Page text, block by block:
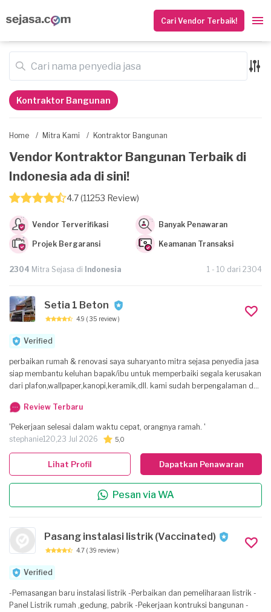
Cari Vendor Terbaik!
Home / Mitra Kami / Kontraktor Bangunan
Vendor Kontraktor Bangunan Terbaik di
Indonesia ada di sini!
4.7 (11253 Review)
Vendor Terverifikasi Banyak Penawaran
Projek Bergaransi Keamanan Transaksi
2304 Mitra Sejasa di Indonesia 1 - 10 dari 2304
Kontraktor Bangunan
Setia 1 Beton
4.9 ( 35 review )
Verified
perbaikan rumah & renovasi saya suharyanto mitra sejasa penyedia jasa
siap membantu keluhan bapak/ibu untuk memperbaiki segala kerusakan
dari plafon,wallpaper,kanopi,keramik,dll. kami sudah berpengalaman dan
Review Terbaru
'Pekerjaan selesai dalam waktu cepat, orangnya ramah. '
stephanie120,23 Jul 2026 5,0
Dapatkan Penawaran
Pesan via WA
Lihat Profil
Pasang instalasi listrik (Vaccinated)
4.7 ( 39 review )
Verified
-Pemasangan baru instalasi listrik -Perbaikan dan pemeliharaan listrik -
Panel Listrik rumah ,gedung, pabrik -Pekerjaan kontruksi bangunan -